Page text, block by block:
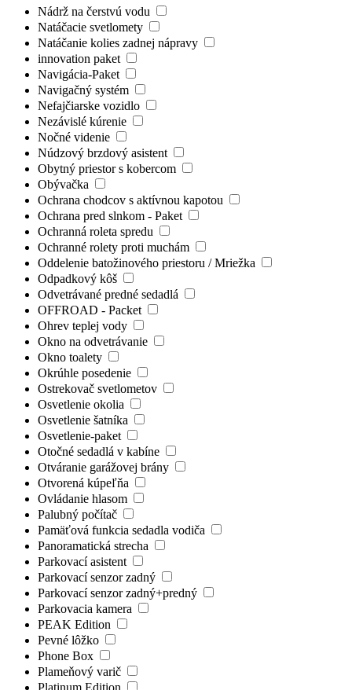
Nádrž na čerstvú vodu
Natáčacie svetlomety
Natáčanie kolies zadnej nápravy
innovation paket
Navigácia-Paket
Navigačný systém
Nefajčiarske vozidlo
Nezávislé kúrenie
Nočné videnie
Núdzový brzdový asistent
Obytný priestor s kobercom
Obývačka
Ochrana chodcov s aktívnou kapotou
Ochrana pred slnkom - Paket
Ochranná roleta spredu
Ochranné rolety proti muchám
Oddelenie batožinového priestoru / Mriežka
Odpadkový kôš
Odvetrávané predné sedadlá
OFFROAD - Packet
Ohrev teplej vody
Okno na odvetrávanie
Okno toalety
Okrúhle posedenie
Ostrekovač svetlometov
Osvetlenie okolia
Osvetlenie šatníka
Osvetlenie-paket
Otočné sedadlá v kabíne
Otváranie garážovej brány
Otvorená kúpeľňa
Ovládanie hlasom
Palubný počítač
Pamäťová funkcia sedadla vodiča
Panoramatická strecha
Parkovací asistent
Parkovací senzor zadný
Parkovací senzor zadný+predný
Parkovacia kamera
PEAK Edition
Pevné lôžko
Phone Box
Plameňový varič
Platinum Edition